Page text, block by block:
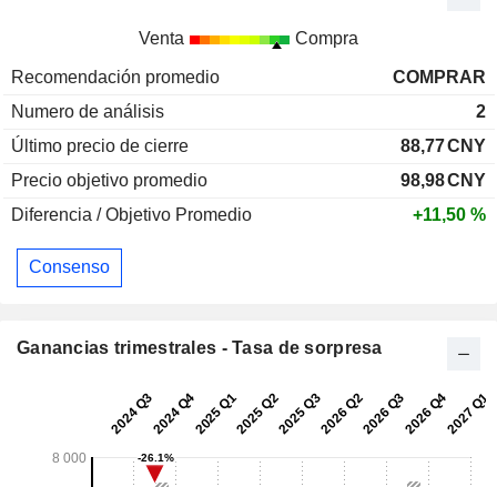
Venta Compra
Recomendación promedio
COMPRAR
Numero de análisis
2
Último precio de cierre
88,77CNY
Precio objetivo promedio
98,98CNY
Diferencia / Objetivo Promedio
+11,50 %
Consenso
Ganancias trimestrales - Tasa de sorpresa